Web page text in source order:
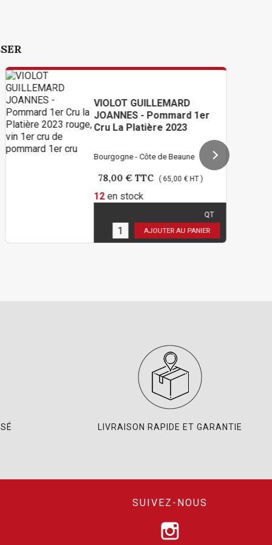
VIOLOT GUILLEMARD
JOANNES - Pommard 1er
Cru La Platière 2023
Bourgogne - Côte de Beaune
TTC ( 65,00 € HT )
en stock
AJOUTER AU PANIER
LIVRAISON RAPIDE ET GARANTIE
SUIVEZ-NOUS